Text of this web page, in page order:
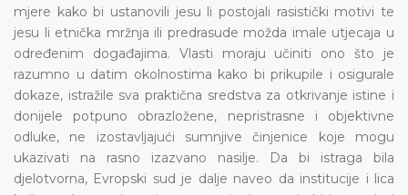
mjere kako bi ustanovili jesu li postojali rasistički motivi te
jesu li etnička mržnja ili predrasude možda imale utjecaja u
određenim događajima. Vlasti moraju učiniti ono što je
razumno u datim okolnostima kako bi prikupile i osigurale
dokaze, istražile sva praktična sredstva za otkrivanje istine i
donijele potpuno obrazložene, nepristrasne i objektivne
odluke, ne izostavljajući sumnjive činjenice koje mogu
ukazivati na rasno izazvano nasilje. Da bi istraga bila
djelotvorna, Evropski sud je dalje naveo da institucije i lica